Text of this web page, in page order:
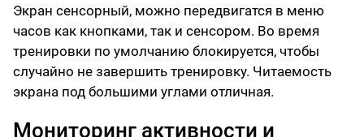
Экран сенсорный, можно передвигатся в меню
часов как кнопками, так и сенсором. Во время
тренировки по умолчанию блокируется, чтобы
случайно не завершить тренировку. Читаемость
экрана под большими углами отличная.
Мониторинг активности и